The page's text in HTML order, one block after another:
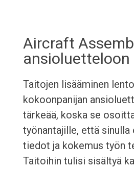
Aircraft
ansioluetteloon
Taitojen lisääminen
kokoonpanijan
tärkeää, koska se
työnantajille, että
tiedot ja kokemus työn
Taitoihin tulisi sisältyä